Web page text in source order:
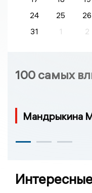
24
25 26
31
1 2
100 самых
Мандрыкина